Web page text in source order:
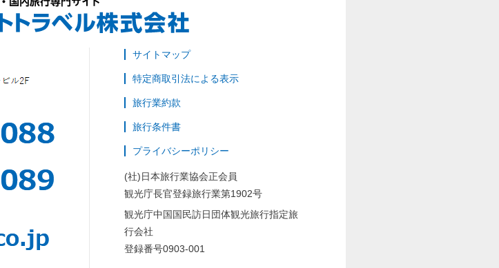
サイトマップ
特定商取引法による表示
旅行業約款
旅行条件書
プライバシーポリシー
(社)日本旅行業協会正会員
観光庁長官登録旅行業第1902号
観光庁中国国民訪日団体観光旅行指定旅
行会社
登録番号0903-001